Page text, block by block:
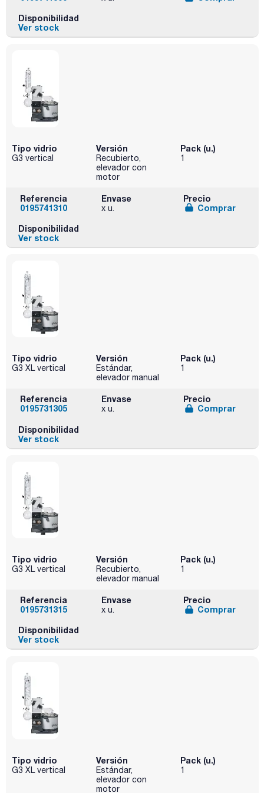
Disponibilidad
Ver stock
Tipo vidrio
G3 vertical
Versión
Recubierto,
elevador con
motor
Pack (u.)
1
Referencia
0195741310
Envase
x u.
Precio
Comprar
Disponibilidad
Ver stock
Tipo vidrio
G3 XL vertical
Versión
Estándar,
elevador manual
Pack (u.)
1
Referencia
0195731305
Envase
x u.
Precio
Comprar
Disponibilidad
Ver stock
Tipo vidrio
G3 XL vertical
Versión
Recubierto,
elevador manual
Pack (u.)
1
Referencia
0195731315
Envase
x u.
Precio
Comprar
Disponibilidad
Ver stock
Tipo vidrio
G3 XL vertical
Versión
Estándar,
elevador con
motor
Pack (u.)
1